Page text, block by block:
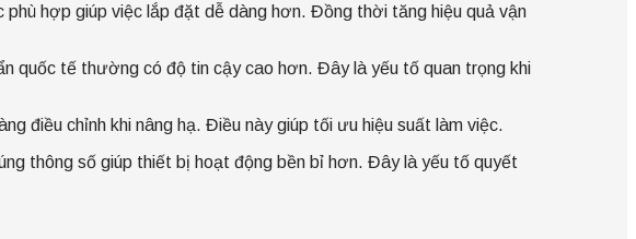
hợp giúp việc lắp đặt dễ dàng hơn. Đồng thời tăng hiệu quả vận
quốc tế thường có độ tin cậy cao hơn. Đây là yếu tố quan trọng khi
điều chỉnh khi nâng hạ. Điều này giúp tối ưu hiệu suất làm việc.
thông số giúp thiết bị hoạt động bền bỉ hơn. Đây là yếu tố quyết